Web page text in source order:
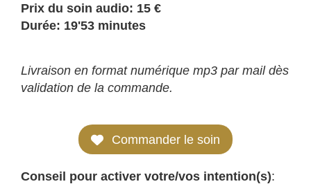
Prix du soin audio: 15 €
Durée: 19'53 minutes
Livraison en format numérique mp3 par mail dès
validation de la commande.
Commander le soin
Conseil pour activer votre/vos intention(s):